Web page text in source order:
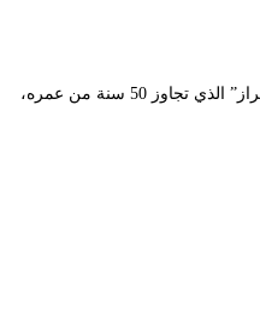
السنة : 2006 عنوان العرض : زوجـة الخــراز النص : فريديريكو غارسيا لوركا الإقتباس : محمد فراح المخرج : عمار بلقاسم السينوغرافيا : عبد المالك يحيى ملخص المسرحية : تحكي المسرحية عن “خراز” الذي تجاوز 50 سنة من عمره،